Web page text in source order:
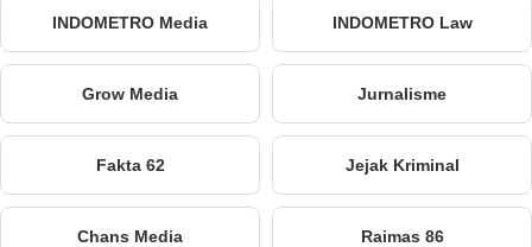
INDOMETRO Media INDOMETRO Law
Grow Media Jurnalisme
Fakta 62 Jejak Kriminal
Chans Media Raimas 86